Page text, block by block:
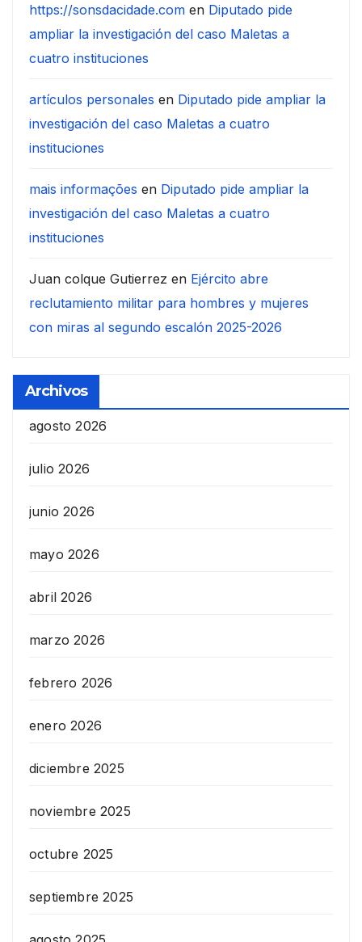
https://sonsdacidade.com en Diputado pide
ampliar la investigación del caso Maletas a
cuatro instituciones
artículos personales en Diputado pide ampliar la
investigación del caso Maletas a cuatro
instituciones
mais informações en Diputado pide ampliar la
investigación del caso Maletas a cuatro
instituciones
Juan colque Gutierrez en Ejército abre
reclutamiento militar para hombres y mujeres
con miras al segundo escalón 2025-2026
Archivos
agosto 2026
julio 2026
junio 2026
mayo 2026
abril 2026
marzo 2026
febrero 2026
enero 2026
diciembre 2025
noviembre 2025
octubre 2025
septiembre 2025